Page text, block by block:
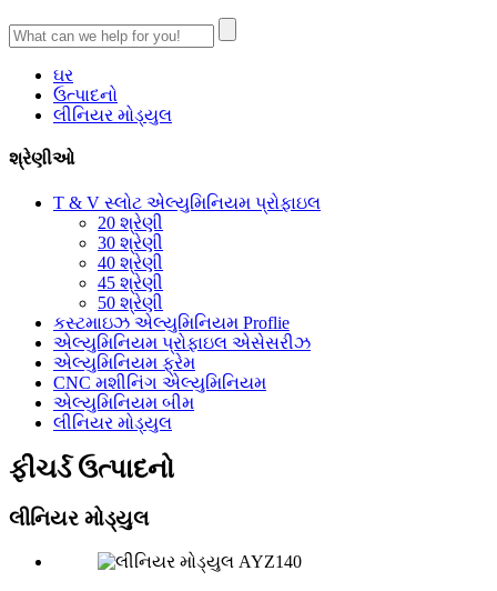
ઘર
ઉત્પાદનો
લીનિયર મોડ્યુલ
શ્રેણીઓ
T & V સ્લોટ એલ્યુમિનિયમ પ્રોફાઇલ
20 શ્રેણી
30 શ્રેણી
40 શ્રેણી
45 શ્રેણી
50 શ્રેણી
કસ્ટમાઇઝ એલ્યુમિનિયમ Proflie
એલ્યુમિનિયમ પ્રોફાઇલ એસેસરીઝ
એલ્યુમિનિયમ ફ્રેમ
CNC મશીનિંગ એલ્યુમિનિયમ
એલ્યુમિનિયમ બીમ
લીનિયર મોડ્યુલ
ફીચર્ડ ઉત્પાદનો
લીનિયર મોડ્યુલ